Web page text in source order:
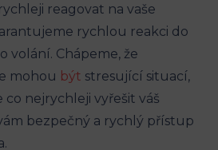
reagovat na vaše
rychlou reakci do
volání. Chápeme, že
mohou být stresující situací,
co nejrychleji vyřešit váš
bezpečný a rychlý přístup